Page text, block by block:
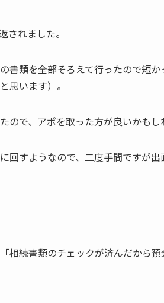
されました。
書類を全部そろえて行ったので短
思います）。
で、アポを取った方が良いかもし
すようなので、二度手間ですが出
相続書類のチェックが済んだから